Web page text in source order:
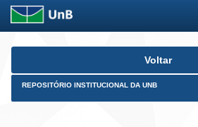
Skip
Voltar
REPOSITÓRIO INSTITUCIONAL DA UNB